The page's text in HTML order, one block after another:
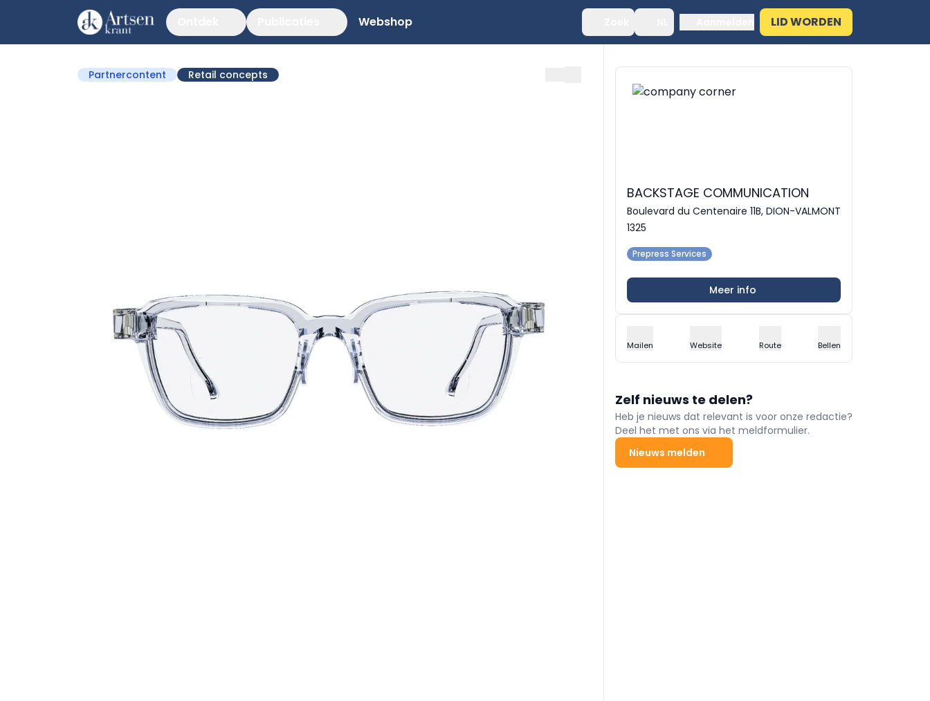
Webshop LID WORDEN
Partnercontent Retail concepts
BACKSTAGE COMMUNICATION
Boulevard du Centenaire 11B, DION-VALMONT
1325
Prepress Services
Meer info
Mailen Website Route Bellen
Zelf nieuws te delen?
Heb je nieuws dat relevant is voor onze redactie?
Deel het met ons via het meldformulier.
Nieuws melden